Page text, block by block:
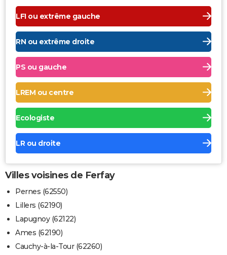
LFI ou extrême gauche
RN ou extrême droite
PS ou gauche
LREM ou centre
Ecologiste
LR ou droite
Villes voisines de Ferfay
Pernes (62550)
Lillers (62190)
Lapugnoy (62122)
Ames (62190)
Cauchy-à-la-Tour (62260)